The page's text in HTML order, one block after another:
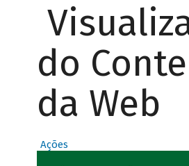
do
da Web
Ações